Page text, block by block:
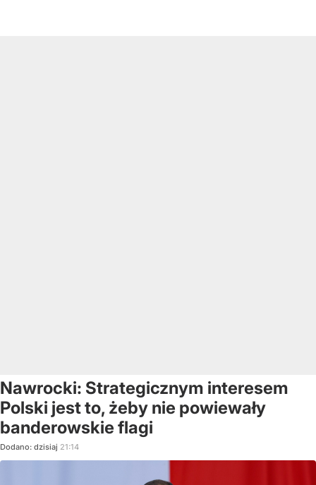
Nawrocki: Strategicznym interesem
Polski jest to, żeby nie powiewały
banderowskie flagi
Dodano: dzisiaj 21:14